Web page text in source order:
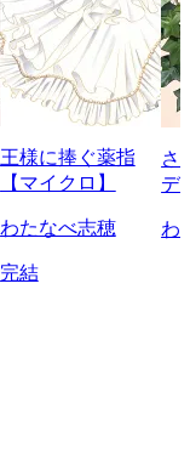
王様に捧ぐ薬指
【マイクロ】
わたなべ志穂
完結
さ
デ
わ